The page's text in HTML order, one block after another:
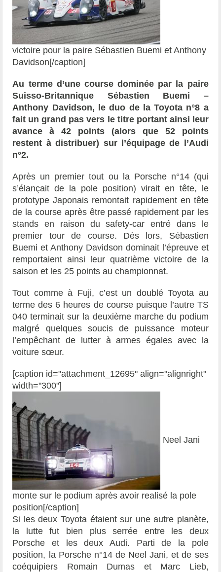
victoire pour la paire Sébastien Buemi et Anthony
Davidson[/caption]
Au terme d’une course dominée par la paire
Suisso-Britannique Sébastien Buemi –
Anthony Davidson, le duo de la Toyota n°8 a
fait un grand pas vers le titre portant ainsi leur
avance à 42 points (alors que 52 points
restent à distribuer) sur l’équipage de l’Audi
n°2.
Après un premier tout ou la Porsche n°14 (qui
s’élançait de la pole position) virait en tête, le
prototype Japonais remontait rapidement en tête
de la course après être passé rapidement par les
stands en raison du safety-car entré dans le
premier tour de course. Dès lors, Sébastien
Buemi et Anthony Davidson dominait l’épreuve et
remportaient ainsi leur quatrième victoire de la
saison et les 25 points au championnat.
Tout comme à Fuji, c’est un doublé Toyota au
terme des 6 heures de course puisque l’autre TS
040 terminait sur la deuxième marche du podium
malgré quelques soucis de puissance moteur
l’empêchant de lutter à armes égales avec la
voiture sœur.
[caption id="attachment_12695" align="alignright"
width="300"]
Neel Jani
monte sur le podium après avoir realisé la pole
position[/caption]
Si les deux Toyota étaient sur une autre planète,
la lutte fut bien plus serrée entre les deux
Porsche et les deux Audi. Parti de la pole
position, la Porsche n°14 de Neel Jani, et de ses
coéquipiers Romain Dumas et Marc Lieb,